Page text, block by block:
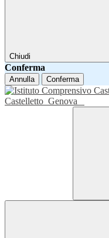
Chiudi
Conferma
Annulla Conferma
Castelletto Genova